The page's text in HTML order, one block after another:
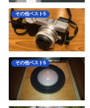
その他ベスト5
その他ベスト5